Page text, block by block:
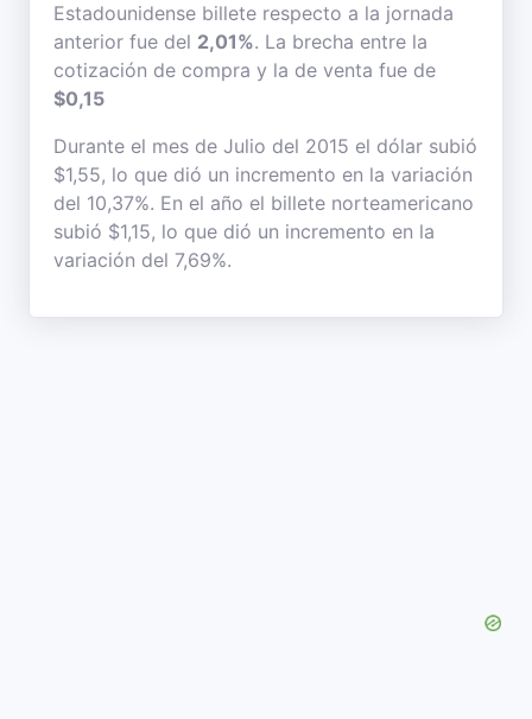
Estadounidense billete respecto a la jornada
anterior fue del 2,01%. La brecha entre la
cotización de compra y la de venta fue de
$0,15
Durante el mes de Julio del 2015 el dólar subió
$1,55, lo que dió un incremento en la variación
del 10,37%. En el año el billete norteamericano
subió $1,15, lo que dió un incremento en la
variación del 7,69%.